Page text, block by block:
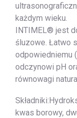
każdym wieku.
INTIMEL® jest
śluzowe. Łatwo
odpowiedniemu
odczynowi pH
równowagi
kwas borowy,